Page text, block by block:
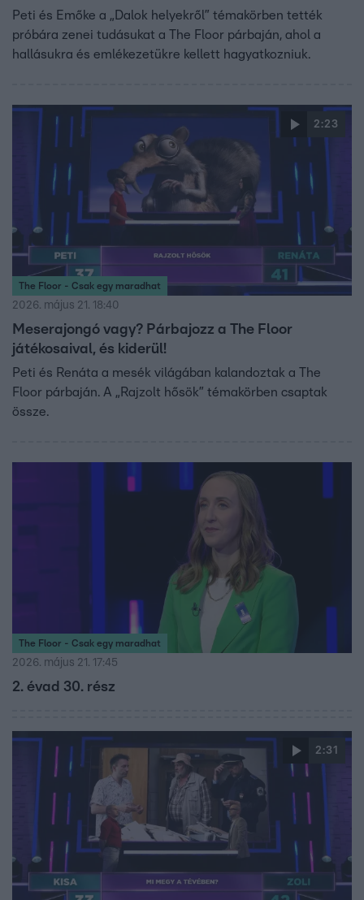
Peti és Emőke a „Dalok helyekről” témakörben tették
próbára zenei tudásukat a The Floor párbaján, ahol a
hallásukra és emlékezetükre kellett hagyatkozniuk.
2:23
The Floor - Csak egy maradhat
2026. május 21. 18:40
Meserajongó vagy? Párbajozz a The Floor
játékosaival, és kiderül!
Peti és Renáta a mesék világában kalandoztak a The
Floor párbaján. A „Rajzolt hősök” témakörben csaptak
össze.
The Floor - Csak egy maradhat
2026. május 21. 17:45
2. évad 30. rész
2:31